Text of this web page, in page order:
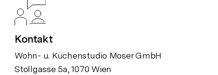
Kontakt
Wohn- u. Küchenstudio Moser GmbH
Stollgasse 5a, 1070 Wien